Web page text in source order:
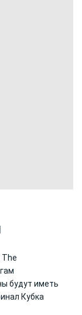
The
будут иметь
Кубка